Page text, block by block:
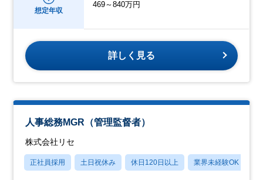
想定年収
469～840万円
詳しく見る
人事総務MGR（管理監督者）
株式会社リセ
正社員採用 土日祝休み 休日120日以上 業界未経験OK